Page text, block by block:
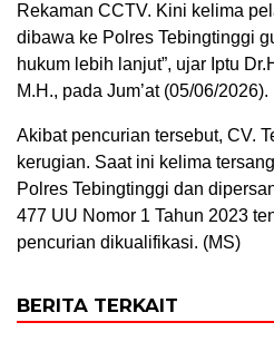
Rekaman CCTV. Kini kelima
dibawa ke Polres Tebingtinggi
hukum lebih lanjut”, ujar Iptu
M.H., pada Jum’at (05/06/2026).
Akibat pencurian tersebut, CV.
kerugian. Saat ini kelima
Polres Tebingtinggi dan
477 UU Nomor 1 Tahun 2023
pencurian dikualifikasi. (MS)
BERITA TERKAIT